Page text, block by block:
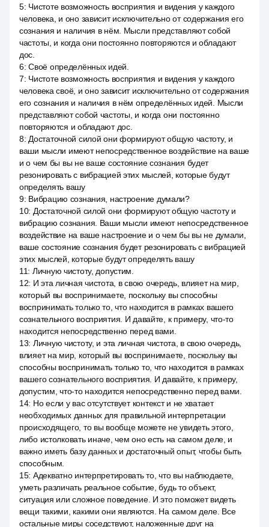
5: Чистоте возможность восприятия и видения у каждого
человека, и оно зависит исключительно от содержания его
сознания и наличия в нём. Мысли представляют собой
частоты, и когда они постоянно повторяются и обладают
дос.
6:Своё определённых идей.
7: Чистоте возможность восприятия и видения у каждого
человека своё, и оно зависит исключительно от содержания
его сознания и наличия в нём определённых идей. Мысли
представляют собой частоты, и когда они постоянно
повторяются и обладают дос.
8: Достаточной силой они формируют общую частоту, и
ваши мысли имеют непосредственное воздействие на ваше
и о чем бы вы не ваше состояние сознания будет
резонировать с вибрацией этих мыслей, которые будут
определять вашу
9: Вибрацию сознания, настроение думали?
10: Достаточной силой они формируют общую частоту и
вибрацию сознания. Ваши мысли имеют непосредственное
воздействие на ваше настроение и о чем бы вы не думали,
ваше состояние сознания будет резонировать с вибрацией
этих мыслей, которые будут определять вашу
11: Личную чистоту, допустим.
12: И эта личная чистота, в свою очередь, влияет на мир,
который вы воспринимаете, поскольку вы способны
воспринимать только то, что находится в рамках вашего
сознательного восприятия. И давайте, к примеру, что-то
находится непосредственно перед вами.
13: Личную чистоту, и эта личная чистота, в свою очередь,
влияет на мир, который вы воспринимаете, поскольку вы
способны воспринимать только то, что находится в рамках
вашего сознательного восприятия. И давайте, к примеру,
допустим, что-то находится непосредственно перед вами.
14: Но если у вас отсутствует контекст и не хватает
необходимых данных для правильной интерпретации
происходящего, то вы вообще можете не увидеть этого,
либо истолковать иначе, чем оно есть на самом деле, и
важно иметь базу данных и достаточный опыт, чтобы быть
способным.
15: Адекватно интерпретировать то, что вы наблюдаете,
уметь различать реальное событие, будь то объект,
ситуация или сложное поведение. И это поможет видеть
вещи такими, какими они являются. На самом деле. Все
остальные миры соседствуют, наложенные друг на